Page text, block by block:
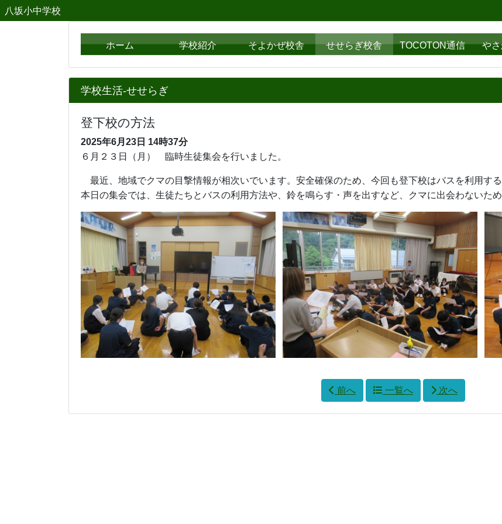
八坂小中学校
ホーム 学校紹介 そよかぜ校舎 せせらぎ校舎 TOCOTON通信 や
学校生活-せせらぎ
登下校の方法
2025年6月23日 14時37分
６月２３日（月） 臨時生徒集会を行いました。
最近、地域でクマの目撃情報が相次いでいます。安全確保のため、今回も登下
本日の集会では、生徒たちとバスの利用方法や、 鈴を鳴らす・声を出すなど、クマに出会わないた
前へ 一覧へ 次へ